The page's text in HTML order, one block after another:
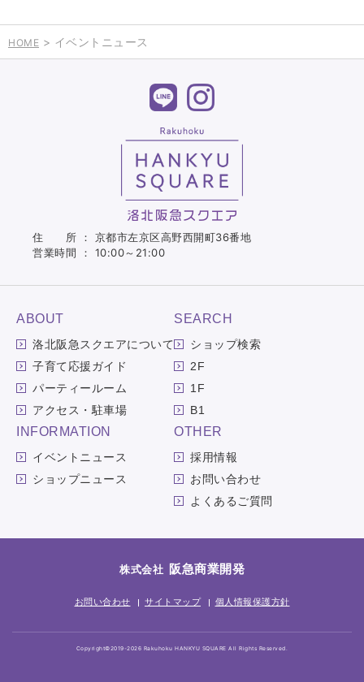
HOME > イベントニュース
住 所 ： 京都市左京区高野西開町36番地
営業時間 ： 10:00～21:00
ABOUT
洛北阪急スクエアについて
子育て応援ガイド
パーティールーム
アクセス・駐車場
SEARCH
ショップ検索
2F
1F
B1
INFORMATION
イベントニュース
ショップニュース
OTHER
採用情報
お問い合わせ
よくあるご質問
株式会社 阪急商業開発
お問い合わせ サイトマップ 個人情報保護方針
Copyright©2019-2026 Rakuhoku HANKYU SQUARE All Rights Reserved.